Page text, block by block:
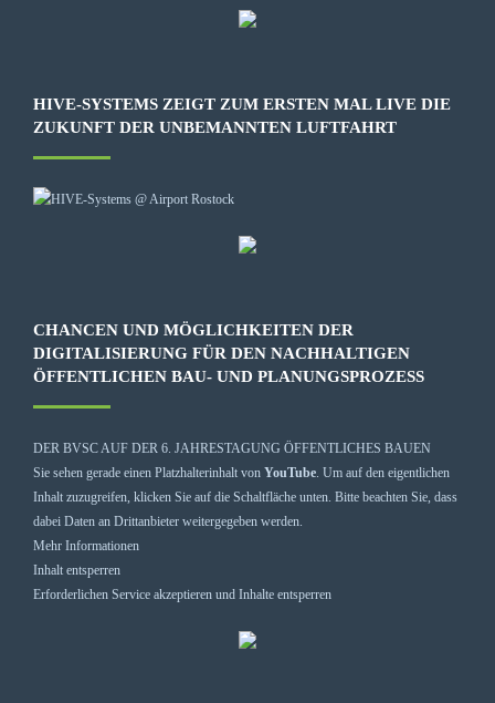
HIVE-SYSTEMS ZEIGT ZUM ERSTEN MAL LIVE DIE
ZUKUNFT DER UNBEMANNTEN LUFTFAHRT
CHANCEN UND MÖGLICHKEITEN DER
DIGITALISIERUNG FÜR DEN NACHHALTIGEN
ÖFFENTLICHEN BAU- UND PLANUNGSPROZESS
DER BVSC AUF DER 6. JAHRESTAGUNG ÖFFENTLICHES BAUEN
Sie sehen gerade einen Platzhalterinhalt von YouTube. Um auf den eigentlichen
Inhalt zuzugreifen, klicken Sie auf die Schaltfläche unten. Bitte beachten Sie, dass
dabei Daten an Drittanbieter weitergegeben werden.
Mehr Informationen
Inhalt entsperren
Erforderlichen Service akzeptieren und Inhalte entsperren